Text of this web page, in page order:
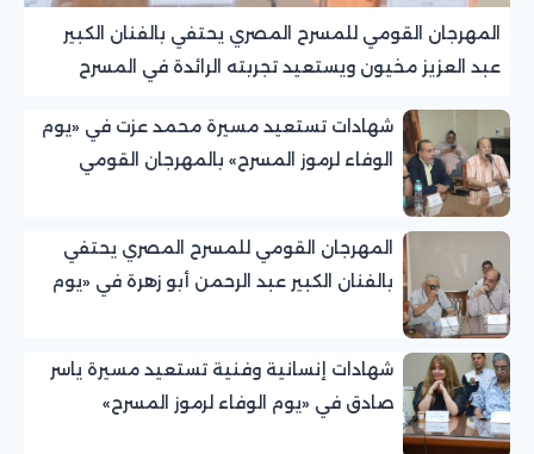
المهرجان القومي للمسرح المصري يحتفي بالفنان الكبير
عبد العزيز مخيون ويستعيد تجربته الرائدة في المسرح
شهادات تستعيد مسيرة محمد عزت في «يوم
الوفاء لرموز المسرح» بالمهرجان القومي
المهرجان القومي للمسرح المصري يحتفي
بالفنان الكبير عبد الرحمن أبو زهرة في «يوم
شهادات إنسانية وفنية تستعيد مسيرة ياسر
صادق في «يوم الوفاء لرموز المسرح»